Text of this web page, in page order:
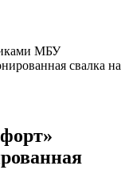
МБУ
свалка на